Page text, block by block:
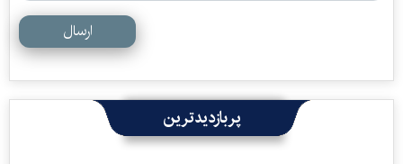
ارسال
پربازدیدترین